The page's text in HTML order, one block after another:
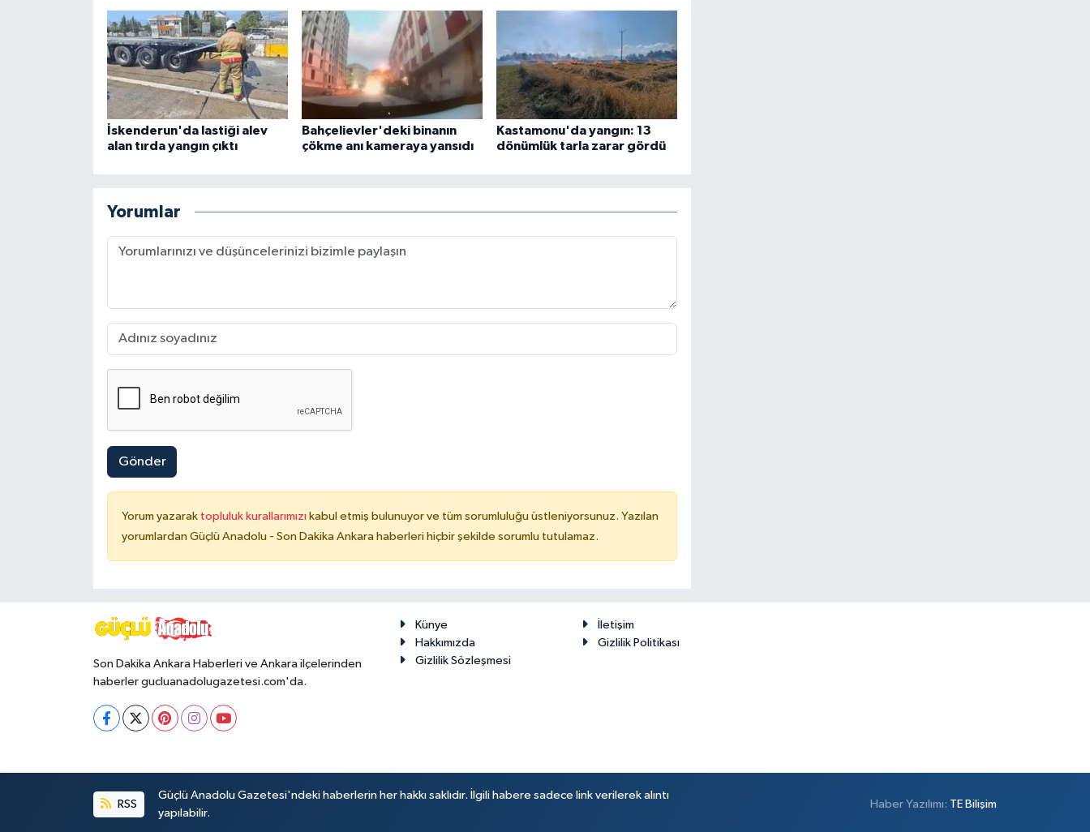
İskenderun'da lastiği alev
alan tırda yangın çıktı
Bahçelievler'deki binanın
çökme anı kameraya yansıdı
Kastamonu'da yangın: 13
dönümlük tarla zarar gördü
Yorumlar
Gönder
Yorum yazarak topluluk kurallarımızı kabul etmiş bulunuyor ve tüm sorumluluğu üstleniyorsunuz. Yazılan
yorumlardan Güçlü Anadolu - Son Dakika Ankara haberleri hiçbir şekilde sorumlu tutulamaz.
Son Dakika Ankara Haberleri ve Ankara ilçelerinden
haberler gucluanadolugazetesi.com'da.
Künye
İletişim
Hakkımızda
Gizlilik Politikası
Gizlilik Sözleşmesi
RSS
Güçlü Anadolu Gazetesi'ndeki haberlerin her hakkı saklıdır. İlgili habere sadece link verilerek alıntı
yapılabilir.
Haber Yazılımı: TE Bilişim